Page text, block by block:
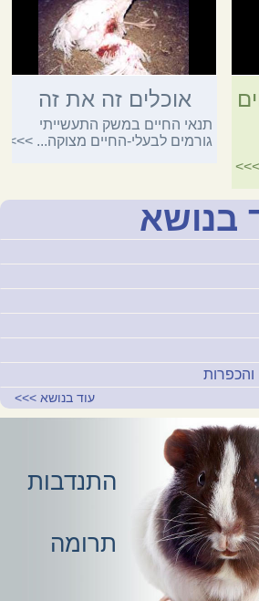
>>>
אוכלים זה את זה
תנאי החיים במשק התעשייתי
גורמים לבעלי-החיים מצוקה... >>>
בנושא
והכפרות
עוד בנושא >>>
התנדבות
תרומה